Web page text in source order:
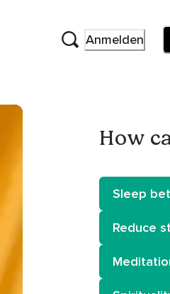
Anmelden
How
Sleep
Reduce